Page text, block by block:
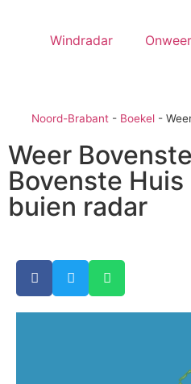
Windradar
Noord-Brabant - Boekel -
Weer
Bovenste
buien radar